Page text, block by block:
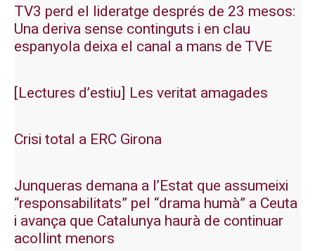
TV3 perd el lideratge després de 23 mesos:
Una deriva sense continguts i en clau
espanyola deixa el canal a mans de TVE
[Lectures d’estiu] Les veritat amagades
Crisi total a ERC Girona
Junqueras demana a l’Estat que assumeixi
“responsabilitats” pel “drama humà” a Ceuta
i avança que Catalunya haurà de continuar
acollint menors